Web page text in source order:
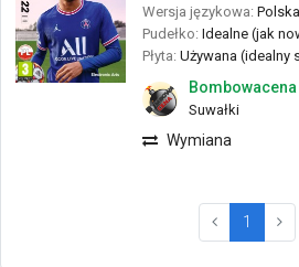
Wersja językowa: Polska
Pudełko: Idealne (jak
Płyta: Używana (idealny
Bombowacena
Suwałki
Wymiana
1